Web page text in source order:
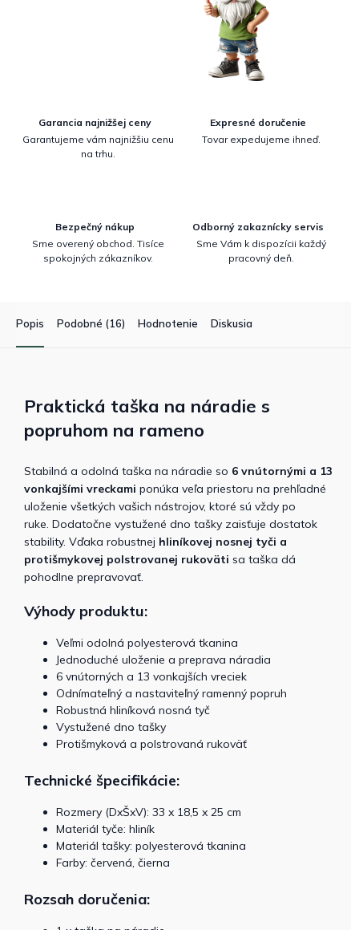
Garancia najnižšej ceny
Garantujeme vám najnižšiu cenu
na trhu.
Expresné doručenie
Tovar expedujeme ihneď.
Bezpečný nákup
Sme overený obchod. Tisíce
spokojných zákazníkov.
Odborný zakaznícky servis
Sme Vám k dispozícii každý
pracovný deň.
Popis Podobné (16) Hodnotenie Diskusia
Praktická taška na náradie s
popruhom na rameno
Stabilná a odolná taška na náradie so 6 vnútornými a 13
vonkajšími vreckami ponúka veľa priestoru na prehľadné
uloženie všetkých vašich nástrojov, ktoré sú vždy po
ruke. Dodatočne vystužené dno tašky zaisťuje dostatok
stability. Vďaka robustnej hliníkovej nosnej tyči a
protišmykovej polstrovanej rukoväti sa taška dá
pohodlne prepravovať.
Výhody produktu:
Veľmi odolná polyesterová tkanina
Jednoduché uloženie a preprava náradia
6 vnútorných a 13 vonkajších vreciek
Odnímateľný a nastaviteľný ramenný popruh
Robustná hliníková nosná tyč
Vystužené dno tašky
Protišmyková a polstrovaná rukoväť
Technické špecifikácie:
Rozmery (DxŠxV): 33 x 18,5 x 25 cm
Materiál tyče: hliník
Materiál tašky: polyesterová tkanina
Farby: červená, čierna
Rozsah doručenia: